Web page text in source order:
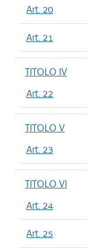
Art. 20
Art. 21
TITOLO IV
Art. 22
TITOLO V
Art. 23
TITOLO VI
Art. 24
Art. 25